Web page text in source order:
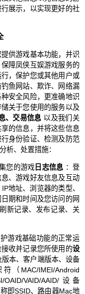
展示，以实现更好的社
供游戏基本功能，并识
障凤侠互娱游戏服务的
，保护您或其他用户或
鱼网站、欺诈、网络漏
安全风险，更准确地识
关于您使用的服务以及
、交易信息 以及我们关
的信息，并将这些信息
身份验证、检测及防范
析、处置措施：
您的游戏 日志信息 ：登
、游戏好友信息及互动
地址、浏览器的类型、
期和时间及您访问的网
新记录、发布记录、关
游戏基础功能的正常运
收并记录您所使用的设
本、客户端版本、设备
（MAC/IMEI/Android
OAID/VAID/AAID/设备
即SSID、路由器Mac地